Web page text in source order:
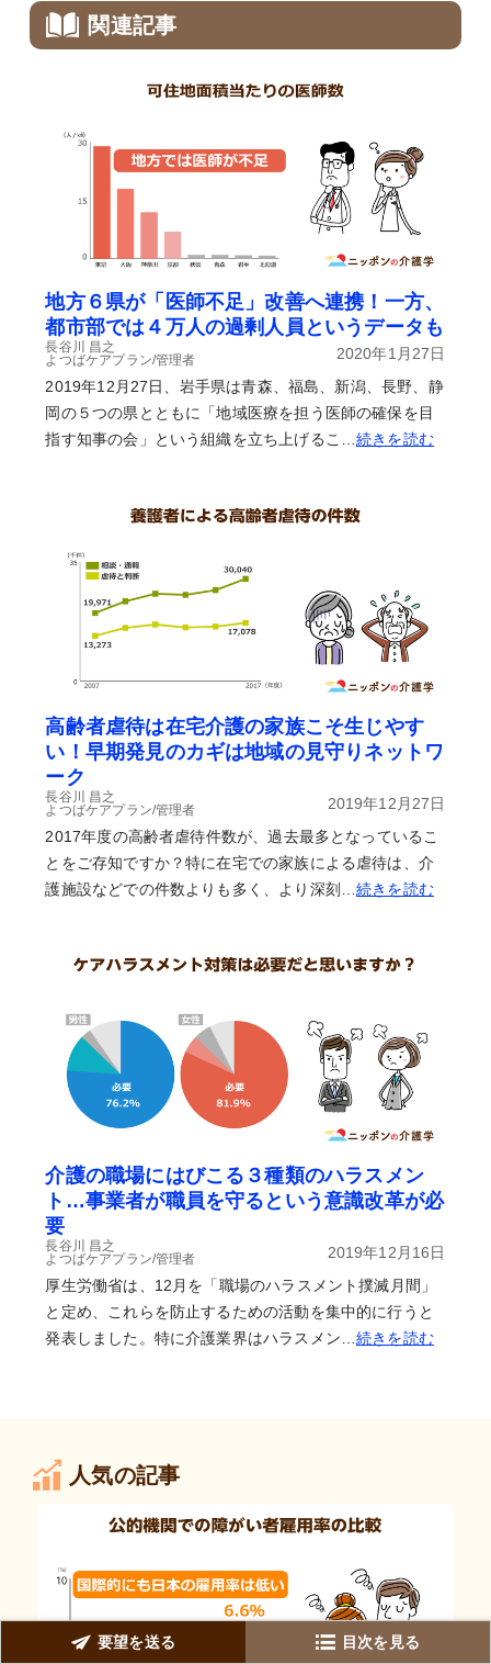
関連記事
地方６県が「医師不足」改善へ連携！一方、
都市部では４万人の過剰人員というデータも
長谷川 昌之
よつばケアプラン/管理者
2020年1月27日
2019年12月27日、岩手県は青森、福島、新潟、長野、静
岡の５つの県とともに「地域医療を担う医師の確保を目
指す知事の会」という組織を立ち上げるこ…続きを読む
高齢者虐待は在宅介護の家族こそ生じやす
い！早期発見のカギは地域の見守りネットワ
ーク
長谷川 昌之
よつばケアプラン/管理者
2019年12月27日
2017年度の高齢者虐待件数が、過去最多となっているこ
とをご存知ですか？特に在宅での家族による虐待は、介
護施設などでの件数よりも多く、より深刻…続きを読む
介護の職場にはびこる３種類のハラスメン
ト…事業者が職員を守るという意識改革が必
要
長谷川 昌之
よつばケアプラン/管理者
2019年12月16日
厚生労働省は、12月を「職場のハラスメント撲滅月間」
と定め、これらを防止するための活動を集中的に行うと
発表しました。特に介護業界はハラスメン…続きを読む
要望を送る 目次を見る
人気の記事